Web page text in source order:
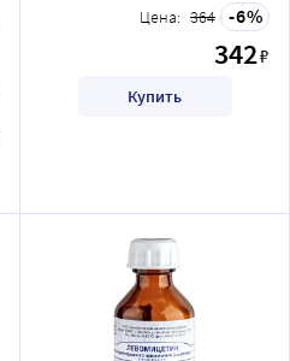
Цена: 364 6
342₽
Купить